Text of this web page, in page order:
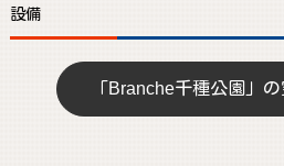
設備
「Branche千種公園」